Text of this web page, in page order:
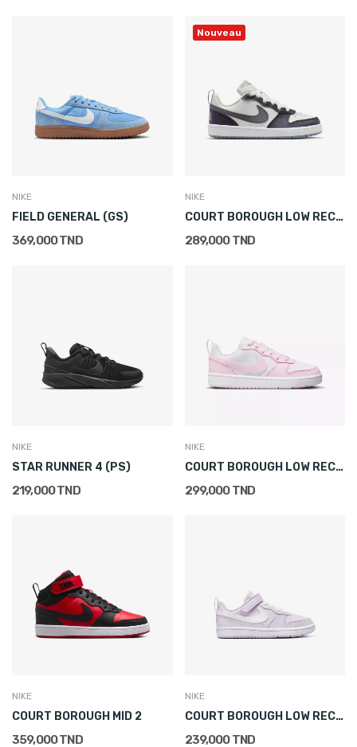
NIKE
FIELD GENERAL (GS)
369,000 TND
Nouveau
NIKE
COURT BOROUGH LOW RECRAFT (GS)
289,000 TND
NIKE
STAR RUNNER 4 (PS)
219,000 TND
NIKE
COURT BOROUGH LOW RECRAFT (GS)
299,000 TND
NIKE
COURT BOROUGH MID 2
359,000 TND
NIKE
COURT BOROUGH LOW RECRAFT (PS)
239,000 TND